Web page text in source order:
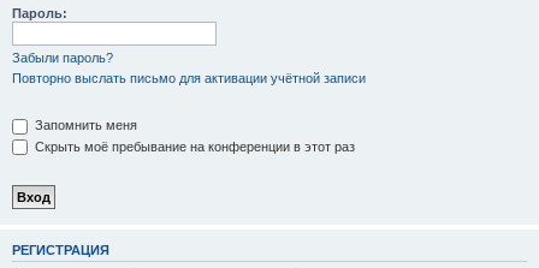
Пароль:
Забыли пароль?
Повторно выслать письмо для активации учётной записи
Запомнить меня
Скрыть моё пребывание на конференции в этот раз
РЕГИСТРАЦИЯ